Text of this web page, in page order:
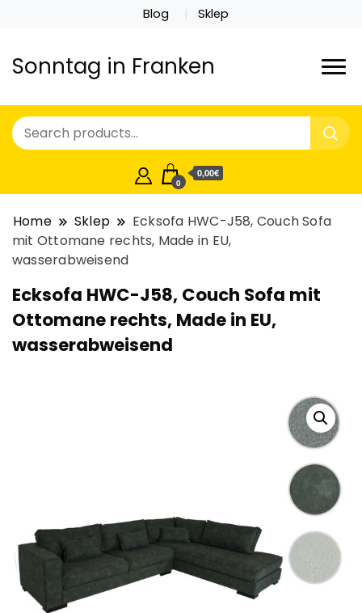
Blog Sklep
Sonntag in Franken
0
0,00€
Home Sklep
Ecksofa HWC-J58, Couch Sofa
mit Ottomane rechts, Made in EU,
wasserabweisend
Ecksofa HWC-J58, Couch Sofa mit
Ottomane rechts, Made in EU,
wasserabweisend